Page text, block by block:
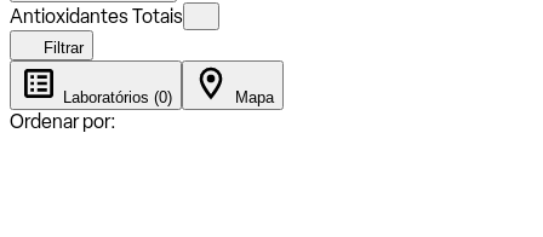
Antioxidantes Totais
Filtrar
Laboratórios (0) Mapa
Ordenar por: